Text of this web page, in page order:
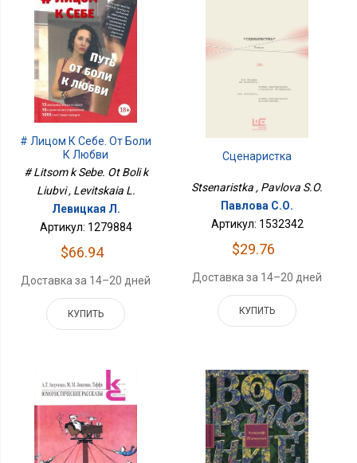
# Лицом К Себе. От Боли
К Любви
# Litsom k Sebe. Ot Boli k
Liubvi , Levitskaia L.
Левицкая Л.
Артикул: 1279884
$66.94
Доставка за 14–20 дней
КУПИТЬ
Сценаристка
Stsenaristka , Pavlova S.O.
Павлова С.О.
Артикул: 1532342
$29.76
Доставка за 14–20 дней
КУПИТЬ